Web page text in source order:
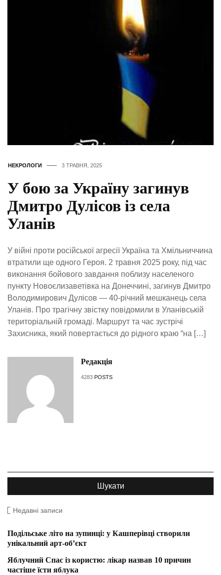
НЕКРОЛОГИ 3 ТРАВНЯ, 2025
У бою за Україну загинув
Дмитро Дулісов із села
Уланів
У війні проти російської агресії Україна та Хмільниччина
втратили ще одного Героя. 2 травня 2025 року, під час
виконання бойового завдання поблизу населеного
пункту Новоєлизаветівка на Донеччині, загинув Дмитро
Володимирович Дулісов — 40-річний мешканець села
Уланів. Про трагічну звістку повідомили в Уланівській
територіальній громаді. Маршрут та час зустрічі
Захисника, який повертається до рідного краю “на […]
Редакція
4283 POSTS
Недавні записи
Подільське літо на зупинці: у Кашперівці створили
унікальний арт-об’єкт
Яблучний Спас із користю: лікар назвав 10 причин
частіше їсти яблука